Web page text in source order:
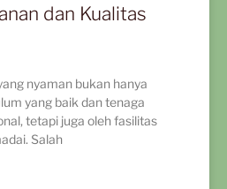
dan Kualitas
nyaman bukan hanya
yang baik dan tenaga
tetapi juga oleh fasilitas
Salah